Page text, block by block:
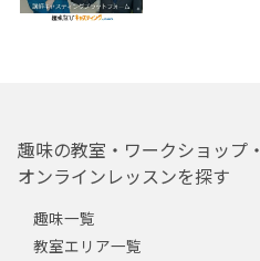
趣味の教室・ワークショップ・
オンラインレッスンを探す
趣味一覧
教室エリア一覧